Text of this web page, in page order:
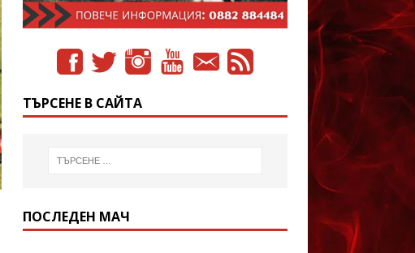
ТЪРСЕНЕ В САЙТА
ПОСЛЕДЕН МАЧ